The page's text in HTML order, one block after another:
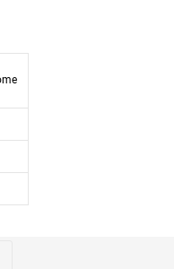
asztalok beltéri